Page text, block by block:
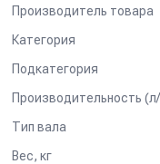
Подробные технические
Производитель товара
Категория
Подкатегория
Производительность
Тип вала
Вес, кг